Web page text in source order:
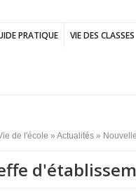
PRATIQUE VIE DES CLASSES
de l'école » Actualités »